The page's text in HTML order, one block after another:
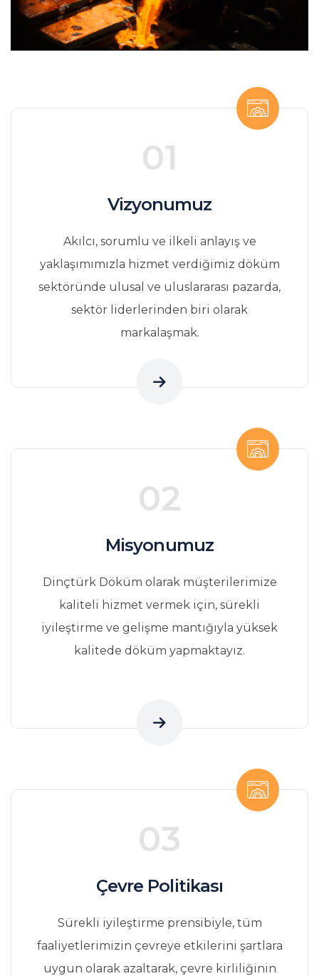
01
Vizyonumuz
Akılcı, sorumlu ve ilkeli anlayış ve
yaklaşımımızla hizmet verdiğimiz döküm
sektöründe ulusal ve uluslararası pazarda,
sektör liderlerinden biri olarak
markalaşmak.
02
Misyonumuz
Dinçtürk Döküm olarak müşterilerimize
kaliteli hizmet vermek için, sürekli
iyileştirme ve gelişme mantığıyla yüksek
kalitede döküm yapmaktayız.
03
Çevre Politikası
Sürekli iyileştirme prensibiyle, tüm
faaliyetlerimizin çevreye etkilerini şartlara
uygun olarak azaltarak, çevre kirliliğinin